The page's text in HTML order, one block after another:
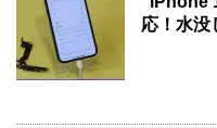
応！水没